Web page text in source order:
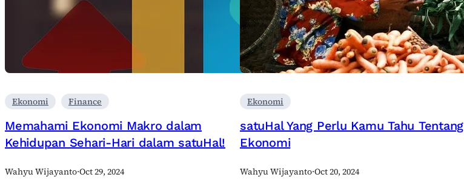
Ekonomi Finance
Memahami Ekonomi Makro dalam
Kehidupan Sehari-Hari dalam satuHal!
Wahyu Wijayanto·Oct 29, 2024
Ekonomi
satuHal Yang Perlu Kamu Tahu Tentang
Ekonomi
Wahyu Wijayanto·Oct 20, 2024